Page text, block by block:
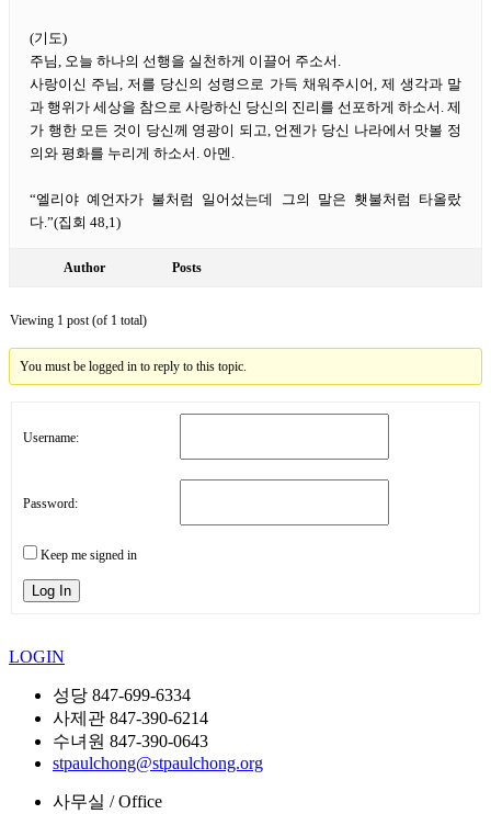
(기도)
주님, 오늘 하나의 선행을 실천하게 이끌어 주소서.
사랑이신 주님, 저를 당신의 성령으로 가득 채워주시어, 제 생각과 말
과 행위가 세상을 참으로 사랑하신 당신의 진리를 선포하게 하소서. 제
가 행한 모든 것이 당신께 영광이 되고, 언젠가 당신 나라에서 맛볼 정
의와 평화를 누리게 하소서. 아멘.
“엘리야 예언자가 불처럼 일어섰는데 그의 말은 횃불처럼 타올랐
다.”(집회 48,1)
Author Posts
Viewing 1 post (of 1 total)
You must be logged in to reply to this topic.
Username:
Password:
Keep me signed in
Log In
LOGIN
성당 847-699-6334
사제관 847-390-6214
수녀원 847-390-0643
stpaulchong@stpaulchong.org
사무실 / Office